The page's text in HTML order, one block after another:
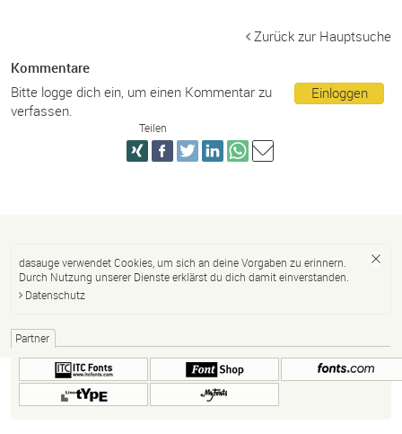
Zurück zur Hauptsuche
Kommentare
Einloggen
Bitte logge dich ein, um einen Kommentar zu
verfassen.
Teilen
dasauge verwendet Cookies, um sich an deine Vorgaben zu erinnern.
Durch Nutzung unserer Dienste erklärst du dich damit einverstanden.
Datenschutz
Partner